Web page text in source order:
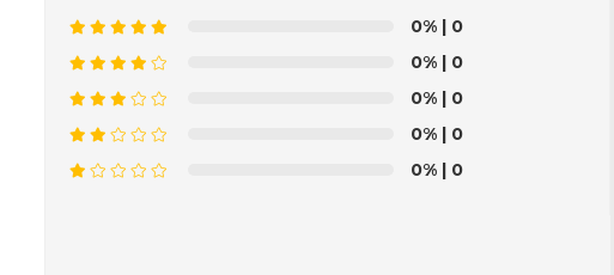
VESTVIET -
0% | 0
0% | 0
0% | 0
0% | 0
0% | 0